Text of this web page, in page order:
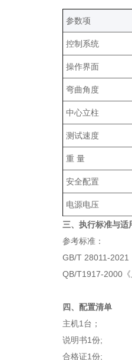
‌参数项‌
控制系统
操作界面
弯曲角度
中心立柱
测试速度
重 量
安全配置
电源电压
三、执行标准与适
参考标准：
GB/T 28011-2021
QB/T1917-2000
四、配置清单
主机1台；
说明书1份;
合格证1份;